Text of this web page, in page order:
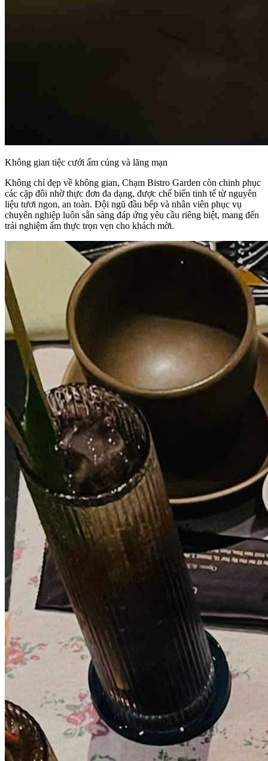
Không gian tiệc cưới ấm cúng và lãng mạn
Không chỉ đẹp về không gian, Chạm Bistro Garden còn chinh phục
các cặp đôi nhờ thực đơn đa dạng, được chế biến tinh tế từ nguyên
liệu tươi ngon, an toàn. Đội ngũ đầu bếp và nhân viên phục vụ
chuyên nghiệp luôn sẵn sàng đáp ứng yêu cầu riêng biệt, mang đến
trải nghiệm ẩm thực trọn vẹn cho khách mời.